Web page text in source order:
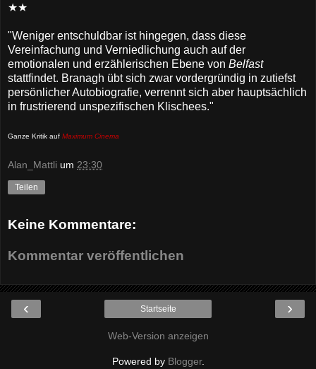
★★
"Weniger entschuldbar ist hingegen, dass diese
Vereinfachung und Verniedlichung auch auf der
emotionalen und erzählerischen Ebene von Belfast
stattfindet. Branagh übt sich zwar vordergründig in zutiefst
persönlicher Autobiografie, verrennt sich aber hauptsächlich
in frustrierend unspezifischen Klischees."
Ganze Kritik auf Maximum Cinema
Alan_Mattli um 23:30
Teilen
Keine Kommentare:
Kommentar veröffentlichen
‹ ›
Startseite
Web-Version anzeigen
Powered by Blogger.